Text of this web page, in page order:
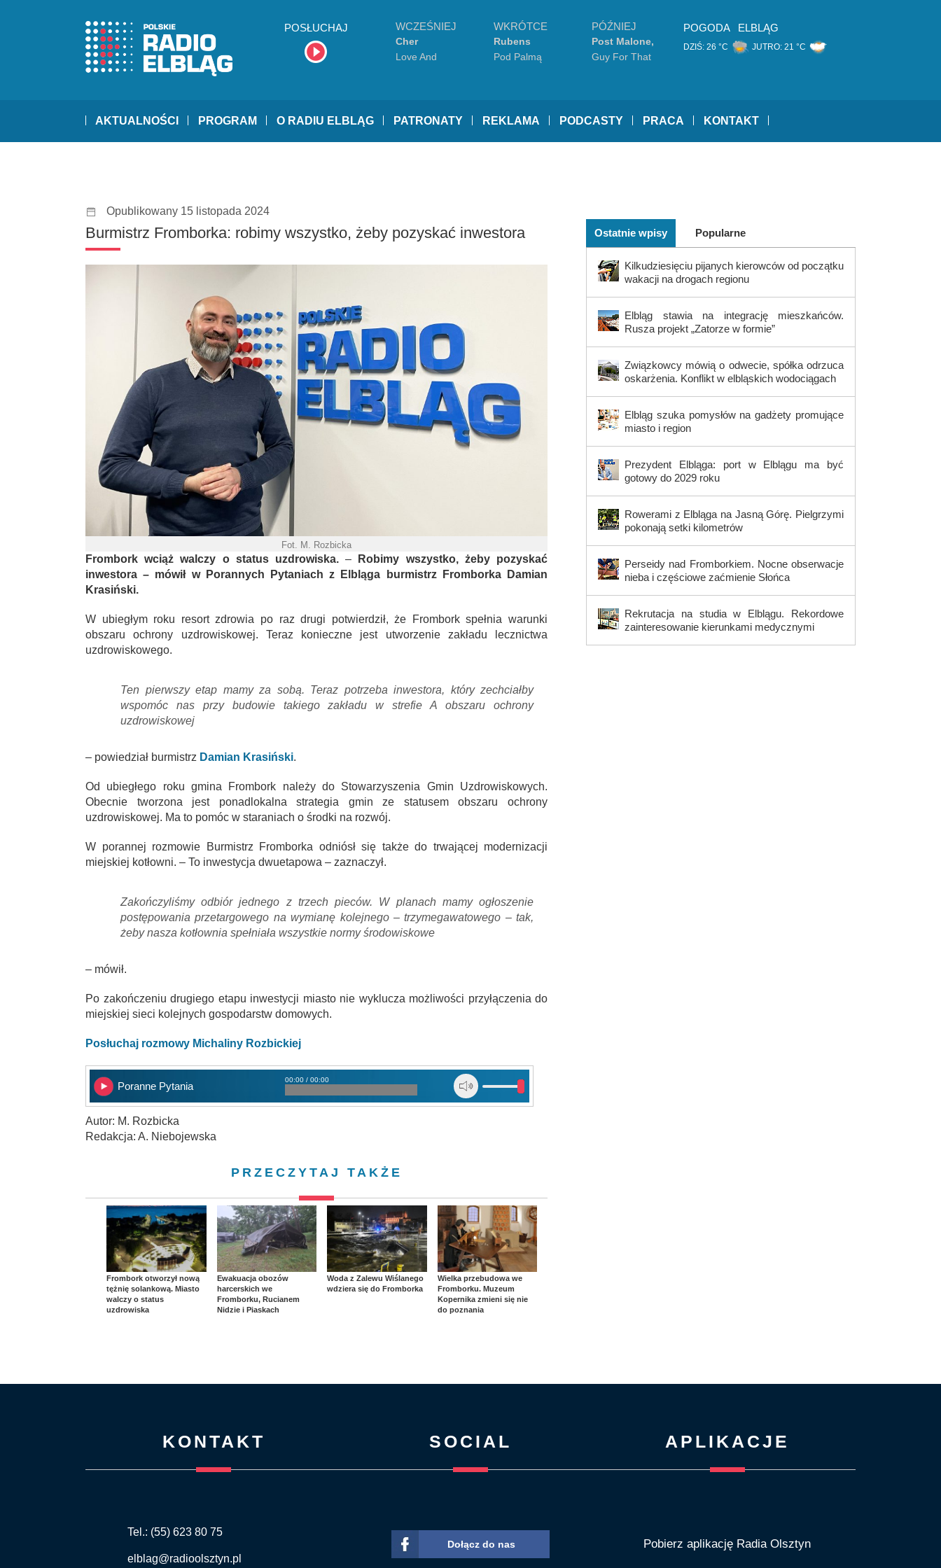
POSŁUCHAJ WCZEŚNIEJ
Cher
Love And
WKRÓTCE
Rubens
Pod Palmą
PÓŹNIEJ
Post Malone,
Luke Combs
Guy For That
POGODA ELBLĄG
DZIŚ: 26 °C JUTRO: 21 °C
AKTUALNOŚCI PROGRAM O RADIU ELBLĄG PATRONATY REKLAMA PODCASTY PRACA KONTAKT
Opublikowany 15 listopada 2024
Burmistrz Fromborka: robimy wszystko, żeby pozyskać inwestora
Fot. M. Rozbicka
Frombork wciąż walczy o status uzdrowiska. – Robimy wszystko, żeby pozyskać
inwestora – mówił w Porannych Pytaniach z Elbląga burmistrz Fromborka Damian
Krasiński.
W ubiegłym roku resort zdrowia po raz drugi potwierdził, że Frombork spełnia warunki
obszaru ochrony uzdrowiskowej. Teraz konieczne jest utworzenie zakładu lecznictwa
uzdrowiskowego.
Ten pierwszy etap mamy za sobą. Teraz potrzeba inwestora, który zechciałby
wspomóc nas przy budowie takiego zakładu w strefie A obszaru ochrony
uzdrowiskowej
– powiedział burmistrz Damian Krasiński.
Od ubiegłego roku gmina Frombork należy do Stowarzyszenia Gmin Uzdrowiskowych.
Obecnie tworzona jest ponadlokalna strategia gmin ze statusem obszaru ochrony
uzdrowiskowej. Ma to pomóc w staraniach o środki na rozwój.
W porannej rozmowie Burmistrz Fromborka odniósł się także do trwającej modernizacji
miejskiej kotłowni. – To inwestycja dwuetapowa – zaznaczył.
Zakończyliśmy odbiór jednego z trzech pieców. W planach mamy ogłoszenie
postępowania przetargowego na wymianę kolejnego – trzymegawatowego – tak,
żeby nasza kotłownia spełniała wszystkie normy środowiskowe
– mówił.
Po zakończeniu drugiego etapu inwestycji miasto nie wyklucza możliwości przyłączenia do
miejskiej sieci kolejnych gospodarstw domowych.
Posłuchaj rozmowy Michaliny Rozbickiej
Poranne Pytania
00:00 / 00:00
Autor: M. Rozbicka
Redakcja: A. Niebojewska
PRZECZYTAJ TAKŻE
Frombork otworzył nową
tężnię solankową. Miasto
walczy o status
uzdrowiska
Ewakuacja obozów
harcerskich we
Fromborku, Rucianem
Nidzie i Piaskach
Woda z Zalewu Wiślanego
wdziera się do Fromborka
Wielka przebudowa we
Fromborku. Muzeum
Kopernika zmieni się nie
do poznania
Ostatnie wpisy Popularne
Kilkudziesięciu pijanych kierowców od początku
wakacji na drogach regionu
Elbląg stawia na integrację mieszkańców.
Rusza projekt „Zatorze w formie”
Związkowcy mówią o odwecie, spółka odrzuca
oskarżenia. Konflikt w elbląskich wodociągach
Elbląg szuka pomysłów na gadżety promujące
miasto i region
Prezydent Elbląga: port w Elblągu ma być
gotowy do 2029 roku
Rowerami z Elbląga na Jasną Górę. Pielgrzymi
pokonają setki kilometrów
Perseidy nad Fromborkiem. Nocne obserwacje
nieba i częściowe zaćmienie Słońca
Rekrutacja na studia w Elblągu. Rekordowe
zainteresowanie kierunkami medycznymi
KONTAKT
Tel.: (55) 623 80 75
elblag@radioolsztyn.pl
SOCIAL
Dołącz do nas
APLIKACJE
Pobierz aplikację Radia Olsztyn